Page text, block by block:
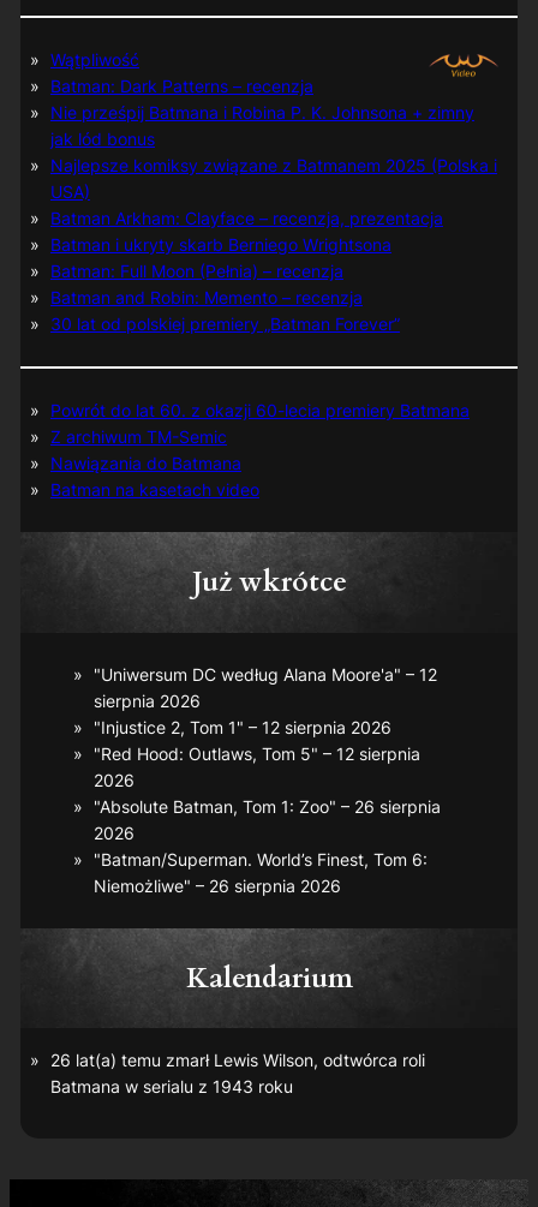
Wątpliwość
Batman: Dark Patterns – recenzja
Nie prześpij Batmana i Robina P. K. Johnsona + zimny
jak lód bonus
Najlepsze komiksy związane z Batmanem 2025 (Polska i
USA)
Batman Arkham: Clayface – recenzja, prezentacja
Batman i ukryty skarb Berniego Wrightsona
Batman: Full Moon (Pełnia) – recenzja
Batman and Robin: Memento – recenzja
30 lat od polskiej premiery „Batman Forever”
Powrót do lat 60. z okazji 60-lecia premiery Batmana
Z archiwum TM-Semic
Nawiązania do Batmana
Batman na kasetach video
Już wkrótce
"Uniwersum DC według Alana Moore'a" – 12
sierpnia 2026
"Injustice 2, Tom 1" – 12 sierpnia 2026
"Red Hood: Outlaws, Tom 5" – 12 sierpnia
2026
"Absolute Batman, Tom 1: Zoo" – 26 sierpnia
2026
"Batman/Superman. World’s Finest, Tom 6:
Niemożliwe" – 26 sierpnia 2026
Kalendarium
26 lat(a) temu zmarł Lewis Wilson, odtwórca roli
Batmana w serialu z 1943 roku